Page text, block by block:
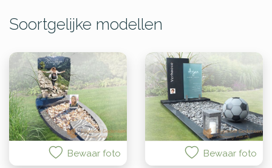
Soortgelijke modellen
Bewaar foto Bewaar foto